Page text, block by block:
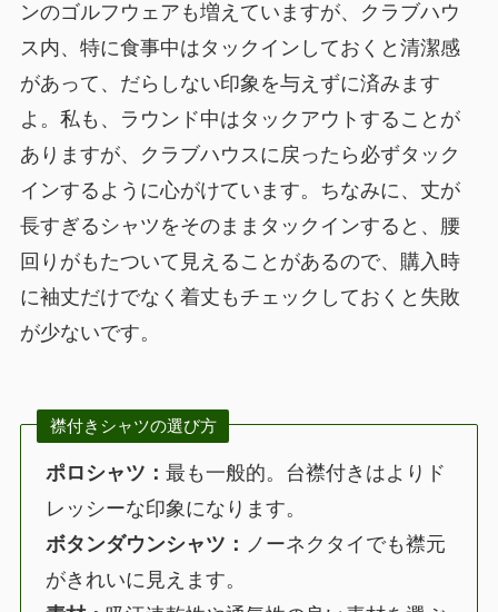
ンのゴルフウェアも増えていますが、クラブハウ
ス内、特に食事中はタックインしておくと清潔感
があって、だらしない印象を与えずに済みます
よ。私も、ラウンド中はタックアウトすることが
ありますが、クラブハウスに戻ったら必ずタック
インするように心がけています。ちなみに、丈が
長すぎるシャツをそのままタックインすると、腰
回りがもたついて見えることがあるので、購入時
に袖丈だけでなく着丈もチェックしておくと失敗
が少ないです。
襟付きシャツの選び方
ポロシャツ：最も一般的。台襟付きはよりド
レッシーな印象になります。
ボタンダウンシャツ： ノーネクタイでも襟元
がきれいに見えます。